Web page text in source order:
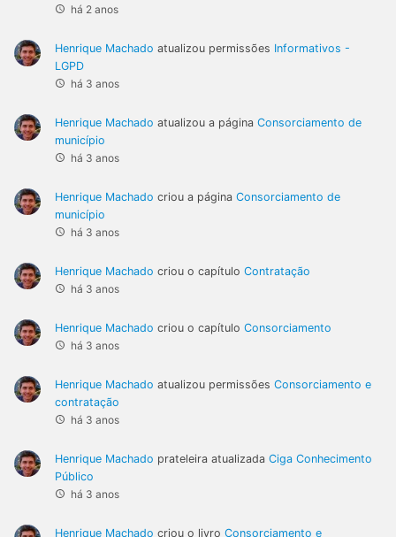
há 2 anos
Henrique Machado atualizou permissões Informativos -
LGPD
há 3 anos
Henrique Machado atualizou a página Consorciamento de
município
há 3 anos
Henrique Machado criou a página Consorciamento de
município
há 3 anos
Henrique Machado criou o capítulo Contratação
há 3 anos
Henrique Machado criou o capítulo Consorciamento
há 3 anos
Henrique Machado atualizou permissões Consorciamento e
contratação
há 3 anos
Henrique Machado prateleira atualizada Ciga Conhecimento
Público
há 3 anos
Henrique Machado criou o livro Consorciamento e